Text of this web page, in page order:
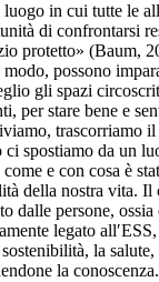
luogo in cui tutte le
di confrontarsi
protetto» (Baum,
possono
gli spazi
per stare bene e
trascorriamo il
spostiamo da un
e con cosa è
della nostra vita. Il
dalle persone,
legato
la salute,
la conoscenza.